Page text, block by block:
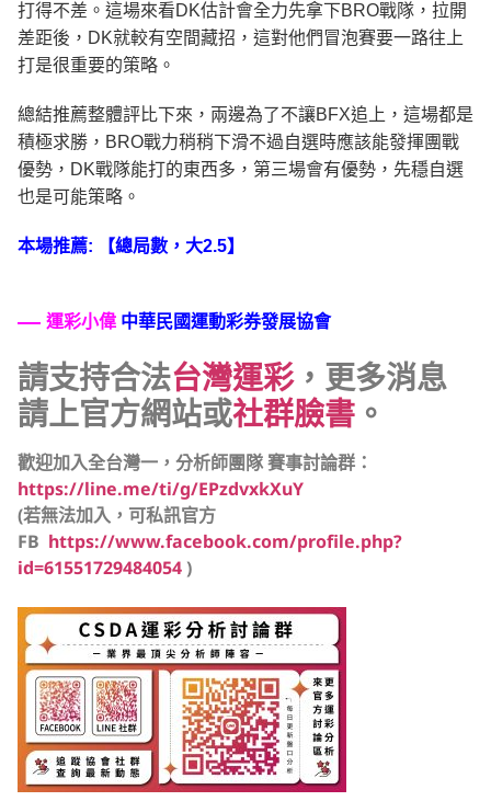
打得不差。這場來看DK估計會全力先拿下BRO戰隊，拉開
差距後，DK就較有空間藏招，這對他們冒泡賽要一路往上
打是很重要的策略。
總結推薦整體評比下來，兩邊為了不讓BFX追上，這場都是
積極求勝，BRO戰力稍稍下滑不過自選時應該能發揮團戰
優勢，DK戰隊能打的東西多，第三場會有優勢，先穩自選
也是可能策略。
本場推薦: 【總局數，大2.5】
運彩小偉 中華民國運動彩券發展協會
請支持合法台灣運彩，更多消息
請上官方網站或社群臉書 。
歡迎加入全台灣一，分析師團隊 賽事討論群：
https://line.me/ti/g/EPzdvxkXuY
(若無法加入，可私訊官方
FB https://www.facebook.com/profile.php?
id=61551729484054 )